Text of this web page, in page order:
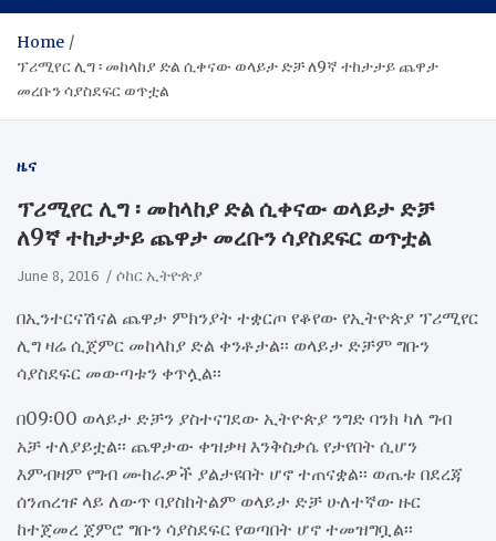
Home
ፕሪሚየር ሊግ ፡ መከላከያ ድል ሲቀናው ወላይታ ድቻ ለ9ኛ ተከታታይ ጨዋታ
መረቡን ሳያስደፍር ወጥቷል
ዜና
ፕሪሚየር ሊግ ፡ መከላከያ ድል ሲቀናው ወላይታ ድቻ
ለ9ኛ ተከታታይ ጨዋታ መረቡን ሳያስደፍር ወጥቷል
June 8, 2016 ሶከር ኢትዮጵያ
በኢንተርናሽናል ጨዋታ ምክንያት ተቋርጦ የቆየው የኢትዮጵያ ፕሪሚየር
ሊግ ዛሬ ሲጀምር መከላከያ ድል ቀንቶታል፡፡ ወላይታ ድቻም ግቡን
ሳያስደፍር መውጣቱን ቀጥሏል፡፡
በ09፡00 ወላይታ ድቻን ያስተናገደው ኢትዮጵያ ንግድ ባንክ ካለ ግብ
አቻ ተለያይቷል፡፡ ጨዋታው ቀዝቃዛ እንቅስቃሴ የታየበት ሲሆን
እምብዛም የግብ ሙከራዎች ያልታዩበት ሆኖ ተጠናቋል፡፡ ወጤቱ በደረጃ
ሰንጠረዡ ላይ ለውጥ ባያስከትልም ወላይታ ድቻ ሁለተኛው ዙር
ከተጀመረ ጀምሮ ግቡን ሳያስደፍር የወጣበት ሆኖ ተመዝግቧል፡፡